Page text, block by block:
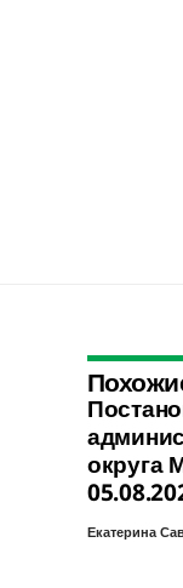
округа
Екатерина